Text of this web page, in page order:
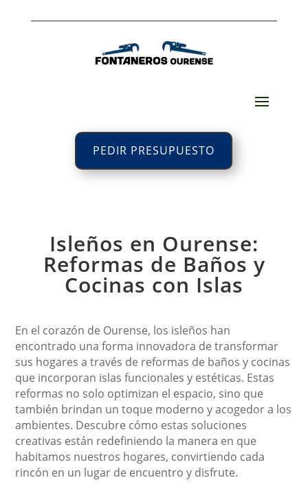
PEDIR PRESUPUESTO
Isleños en Ourense:
Reformas de Baños y
Cocinas con Islas
En el corazón de Ourense, los isleños han
encontrado una forma innovadora de transformar
sus hogares a través de reformas de baños y cocinas
que incorporan islas funcionales y estéticas. Estas
reformas no solo optimizan el espacio, sino que
también brindan un toque moderno y acogedor a los
ambientes. Descubre cómo estas soluciones
creativas están redefiniendo la manera en que
habitamos nuestros hogares, convirtiendo cada
rincón en un lugar de encuentro y disfrute.